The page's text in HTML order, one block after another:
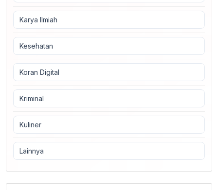
Karya Ilmiah
Kesehatan
Koran Digital
Kriminal
Kuliner
Lainnya